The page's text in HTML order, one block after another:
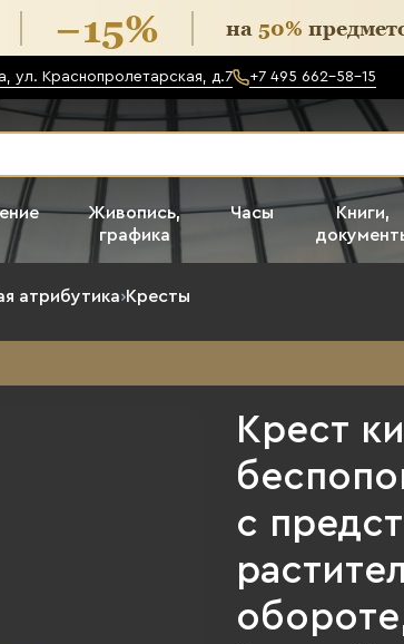
ул. Краснопролетарская, д.7 +7 495 662-58-15
Живопись,
графика
Часы
Книги,
атрибутика›Кресты
Крест
с